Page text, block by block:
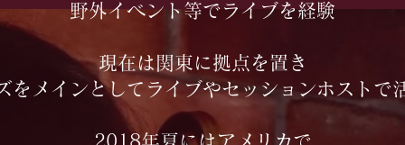
野外イベント等でライブを経験
現在は関東に拠点を置き
をメインとしてライブやセッションホストで
2018年夏にはアメリカで